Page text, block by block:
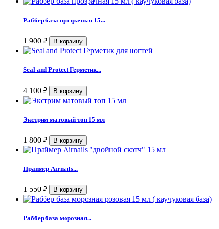
Раббер база прозрачная 15...
1 900 ₽
Seal and Protect Герметик...
4 100 ₽
Экстрим матовый топ 15 мл
1 800 ₽
Праймер Airnails...
1 550 ₽
Раббер база морозная...